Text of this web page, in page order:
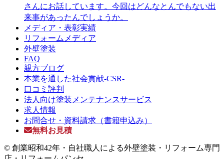
さんにお話しています。今回はどんなとんでもない出
来事があったんでしょうか。
メディア・表彰実績
リフォームメディア
外壁塗装
FAQ
親方ブログ
本業を通した社会貢献-CSR-
口コミ評判
法人向け塗装メンテナンスサービス
求人情報
お問合せ・資料請求（書籍申込み）
無料お見積
© 創業昭和42年・自社職人による外壁塗装・リフォーム専門